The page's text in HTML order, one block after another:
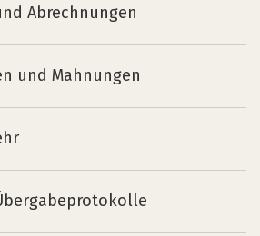
Abrechnungen
und Mahnungen